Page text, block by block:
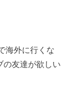
海外に行くな
の友達が欲しい